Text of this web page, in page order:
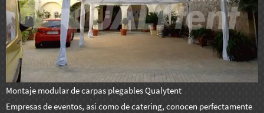
Montaje modular de carpas plegables Qualytent
Empresas de eventos, así como de catering, conocen perfectamente